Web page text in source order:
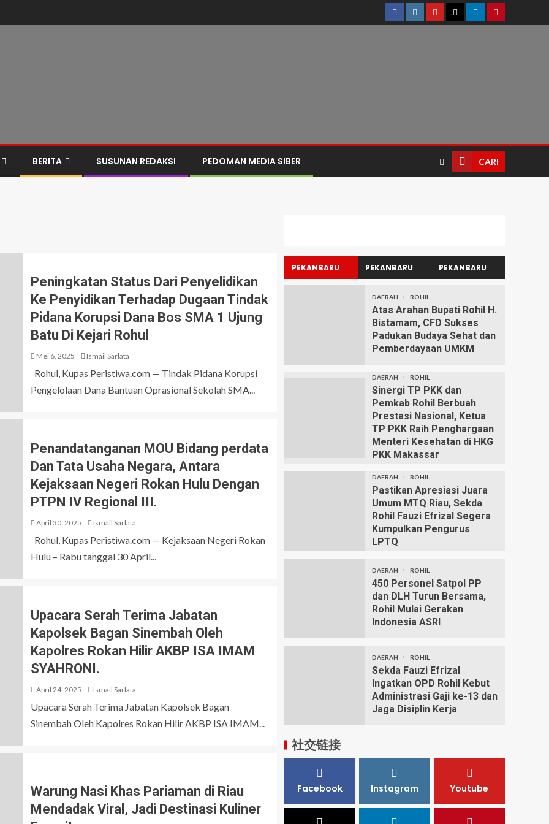
BERITA SUSUNAN REDAKSI PEDOMAN MEDIA SIBER CARI
Peningkatan Status Dari Penyelidikan
Ke Penyidikan Terhadap Dugaan Tindak
Pidana Korupsi Dana Bos SMA 1 Ujung
Batu Di Kejari Rohul
Mei 6, 2025 Ismail Sarlata
Rohul, Kupas Peristiwa.com — Tindak Pidana Korupsi
Pengelolaan Dana Bantuan Oprasional Sekolah SMA...
Penandatanganan MOU Bidang perdata
Dan Tata Usaha Negara, Antara
Kejaksaan Negeri Rokan Hulu Dengan
PTPN IV Regional III.
April 30, 2025 Ismail Sarlata
Rohul, Kupas Peristiwa.com — Kejaksaan Negeri Rokan
Hulu – Rabu tanggal 30 April...
Upacara Serah Terima Jabatan
Kapolsek Bagan Sinembah Oleh
Kapolres Rokan Hilir AKBP ISA IMAM
SYAHRONI.
April 24, 2025 Ismail Sarlata
Upacara Serah Terima Jabatan Kapolsek Bagan
Sinembah Oleh Kapolres Rokan Hilir AKBP ISA IMAM...
Warung Nasi Khas Pariaman di Riau
Mendadak Viral, Jadi Destinasi Kuliner
PEKANBARU PEKANBARU PEKANBARU
DAERAH ROHIL
Atas Arahan Bupati Rohil H.
Bistamam, CFD Sukses
Padukan Budaya Sehat dan
Pemberdayaan UMKM
DAERAH ROHIL
Sinergi TP PKK dan
Pemkab Rohil Berbuah
Prestasi Nasional, Ketua
TP PKK Raih Penghargaan
Menteri Kesehatan di HKG
PKK Makassar
DAERAH ROHIL
Pastikan Apresiasi Juara
Umum MTQ Riau, Sekda
Rohil Fauzi Efrizal Segera
Kumpulkan Pengurus
LPTQ
DAERAH ROHIL
450 Personel Satpol PP
dan DLH Turun Bersama,
Rohil Mulai Gerakan
Indonesia ASRI
DAERAH ROHIL
Sekda Fauzi Efrizal
Ingatkan OPD Rohil Kebut
Administrasi Gaji ke-13 dan
Jaga Disiplin Kerja
社交链接
Facebook Instagram Youtube